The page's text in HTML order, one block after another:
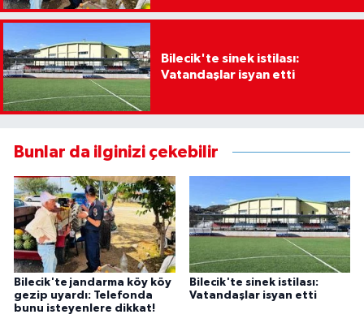
Bilecik'te sinek istilası:
Vatandaşlar isyan etti
Bunlar da ilginizi çekebilir
Bilecik'te jandarma köy köy
gezip uyardı: Telefonda
bunu isteyenlere dikkat!
Bilecik'te sinek istilası:
Vatandaşlar isyan etti